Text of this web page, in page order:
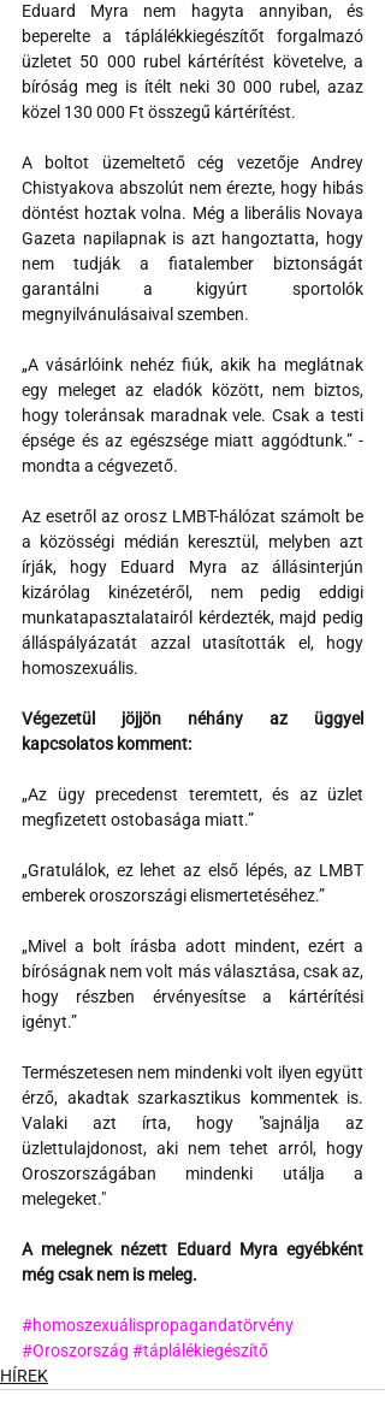
Eduard Myra nem hagyta annyiban, és
beperelte a táplálékkiegészítőt forgalmazó
üzletet 50 000 rubel kártérítést követelve, a
bíróság meg is ítélt neki 30 000 rubel, azaz
közel 130 000 Ft összegű kártérítést.
A boltot üzemeltető cég vezetője Andrey
Chistyakova abszolút nem érezte, hogy hibás
döntést hoztak volna. Még a liberális Novaya
Gazeta napilapnak is azt hangoztatta, hogy
nem tudják a fiatalember biztonságát
garantálni a kigyúrt sportolók
megnyilvánulásaival szemben.
„A vásárlóink nehéz fiúk, akik ha meglátnak
egy meleget az eladók között, nem biztos,
hogy toleránsak maradnak vele. Csak a testi
épsége és az egészsége miatt aggódtunk.” -
mondta a cégvezető.
Az esetről az orosz LMBT-hálózat számolt be
a közösségi médián keresztül, melyben azt
írják, hogy Eduard Myra az állásinterjún
kizárólag kinézetéről, nem pedig eddigi
munkatapasztalatairól kérdezték, majd pedig
álláspályázatát azzal utasították el, hogy
homoszexuális.
Végezetül jöjjön néhány az üggyel
kapcsolatos komment:
„Az ügy precedenst teremtett, és az üzlet
megfizetett ostobasága miatt.”
„Gratulálok, ez lehet az első lépés, az LMBT
emberek oroszországi elismertetéséhez.”
„Mivel a bolt írásba adott mindent, ezért a
bíróságnak nem volt más választása, csak az,
hogy részben érvényesítse a kártérítési
igényt.”
Természetesen nem mindenki volt ilyen együtt
érző, akadtak szarkasztikus kommentek is.
Valaki azt írta, hogy "sajnálja az
üzlettulajdonost, aki nem tehet arról, hogy
Oroszországában mindenki utálja a
melegeket."
A melegnek nézett Eduard Myra egyébként
még csak nem is meleg.
#homoszexuálispropagandatörvény
#Oroszország #táplálékiegészítő
HÍREK